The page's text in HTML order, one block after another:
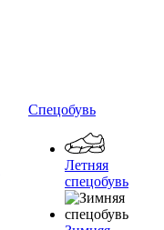
Спецобувь
Летняя
спецобувь